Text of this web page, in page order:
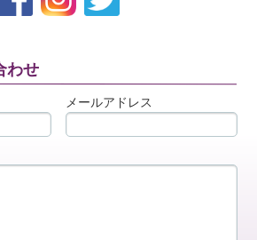
わせ
メールアドレス